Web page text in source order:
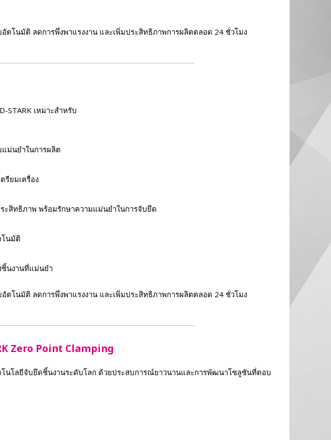
ตโนมัติ ลดการพึ่งพาแรงงาน และเพิ่มประสิทธิภาพการผลิตตลอด 24 ชั่วโมง
STARK เหมาะสำหรับ
แม่นยำในการผลิต
รียมเครื่อง
ะสิทธิภาพ พร้อมรักษาความแม่นยำในการจับยึด
โนมัติ
ชิ้นงานที่แม่นยำ
ตโนมัติ ลดการพึ่งพาแรงงาน และเพิ่มประสิทธิภาพการผลิตตลอด 24 ชั่วโมง
Zero Point Clamping
โนโลยีจับยึดชิ้นงานระดับโลก ด้วยประสบการณ์ยาวนานและการพัฒนาโซลูชันที่ตอบ